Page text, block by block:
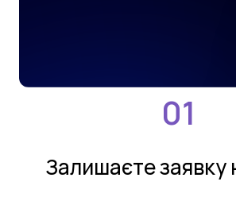
Залишаєте заявку